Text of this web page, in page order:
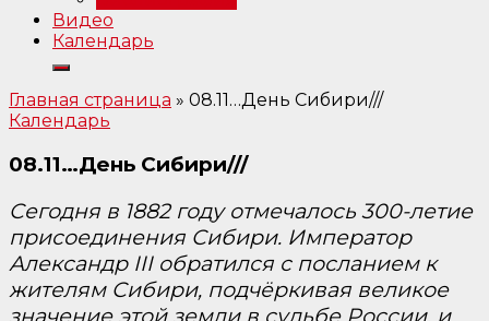
Видео
Календарь
Главная страница » 08.11…День Сибири///
Календарь
08.11…День Сибири///
Сегодня в 1882 году отмечалось 300-летие
присоединения Сибири. Император
Александр III обратился с посланием к
жителям Сибири, подчёркивая великое
значение этой земли в судьбе России, и